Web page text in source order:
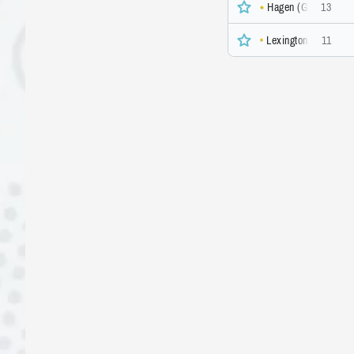
Hagen (GER), Clay,
13
Lexington (USA),
11